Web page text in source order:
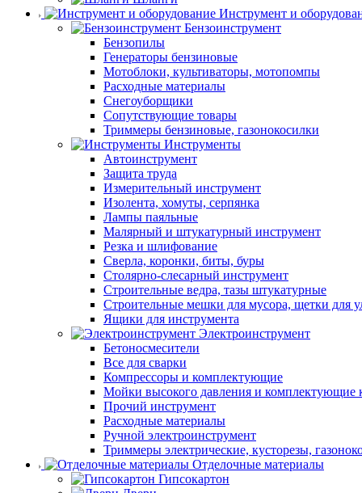
Инструмент и
Бензоинструмент
Бензопилы
Генераторы бензиновые
Мотоблоки, культиваторы, мотопомпы
Расходные материалы
Снегоуборщики
Сопутствующие товары
Триммеры бензиновые, газонокосилки
Инструменты
Автоинструмент
Защита труда
Измерительный инструмент
Изолента, хомуты, серпянка
Лампы паяльные
Малярный и штукатурный инструмент
Резка и шлифование
Сверла, коронки, биты, буры
Столярно-слесарный инструмент
Строительные ведра, тазы штукатурные
Строительные мешки для мусора, щетки для
Ящики для инструмента
Электроинструмент
Бетоносмесители
Все для сварки
Компрессоры и комплектующие
Мойки высокого давления и комплектующие
Прочий инструмент
Расходные материалы
Ручной электроинструмент
Триммеры электрические, кусторезы,
Отделочные материалы
Гипсокартон